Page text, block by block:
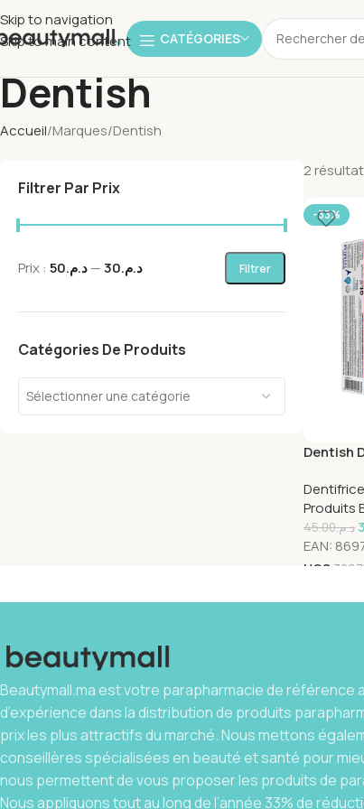
Skip to navigation
Skip to main content
CATÉGORIES
Dentish
Accueil Marques Dentish
Filtrer Par Prix
Filtrer
Prix : د.م.30 —د.م.50
Catégories De Produits
Sélectionner une catégorie
2
-33%
Dentish
Produits
د.م.45.00
EAN:
UGS
Beautymall.ma est votre parapharmacie de référence
d’expérience dans la distribution de produits
prix les plus attractifs du marché. Nous mettons
conseillères spécialisées en beauté et santé pour
nous permettent de vous proposer les produits de
Nous appliquons tout au long de l’année 33% de